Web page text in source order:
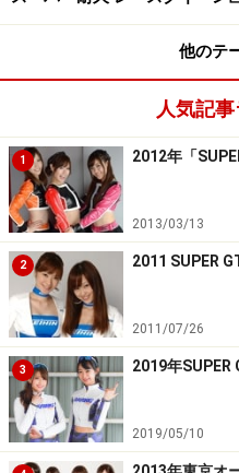
他のテ
人気記
1 2012年「
2013/03/13
2 2011 SUPER
2011/07/26
3 2019年SUPER
2019/05/10